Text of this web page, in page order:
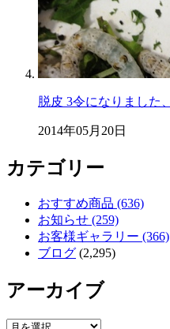
脱皮 3令になりました、
2014年05月20日
カテゴリー
おすすめ商品 (636)
お知らせ (259)
お客様ギャラリー (366)
ブログ (2,295)
アーカイブ
ア